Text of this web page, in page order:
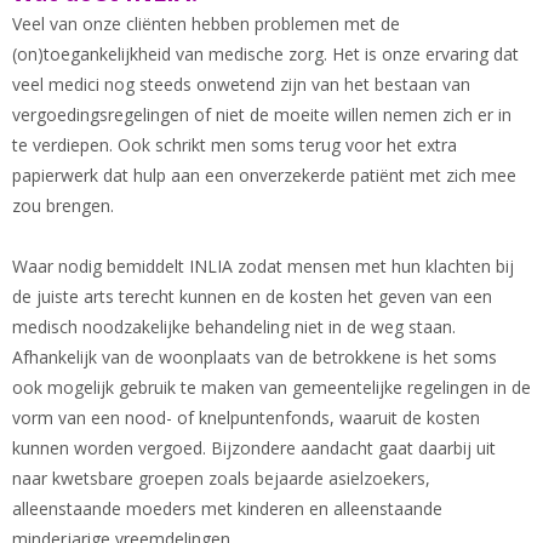
Veel van onze cliënten hebben problemen met de
(on)toegankelijkheid van medische zorg. Het is onze ervaring dat
veel medici nog steeds onwetend zijn van het bestaan van
vergoedingsregelingen of niet de moeite willen nemen zich er in
te verdiepen. Ook schrikt men soms terug voor het extra
papierwerk dat hulp aan een onverzekerde patiënt met zich mee
zou brengen.
Waar nodig bemiddelt INLIA zodat mensen met hun klachten bij
de juiste arts terecht kunnen en de kosten het geven van een
medisch noodzakelijke behandeling niet in de weg staan.
Afhankelijk van de woonplaats van de betrokkene is het soms
ook mogelijk gebruik te maken van gemeentelijke regelingen in de
vorm van een nood- of knelpuntenfonds, waaruit de kosten
kunnen worden vergoed. Bijzondere aandacht gaat daarbij uit
naar kwetsbare groepen zoals bejaarde asielzoekers,
alleenstaande moeders met kinderen en alleenstaande